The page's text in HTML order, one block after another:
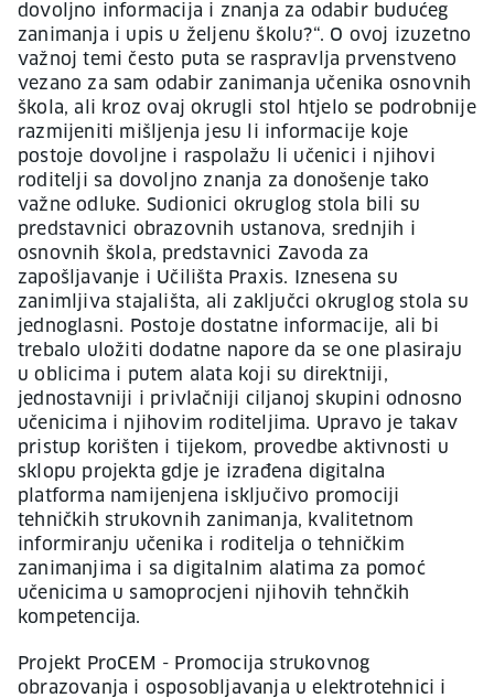
dovoljno informacija i znanja za odabir budućeg
zanimanja i upis u željenu školu?“. O ovoj izuzetno
važnoj temi često puta se raspravlja prvenstveno
vezano za sam odabir zanimanja učenika osnovnih
škola, ali kroz ovaj okrugli stol htjelo se podrobnije
razmijeniti mišljenja jesu li informacije koje
postoje dovoljne i raspolažu li učenici i njihovi
roditelji sa dovoljno znanja za donošenje tako
važne odluke. Sudionici okruglog stola bili su
predstavnici obrazovnih ustanova, srednjih i
osnovnih škola, predstavnici Zavoda za
zapošljavanje i Učilišta Praxis. Iznesena su
zanimljiva stajališta, ali zaključci okruglog stola su
jednoglasni. Postoje dostatne informacije, ali bi
trebalo uložiti dodatne napore da se one plasiraju
u oblicima i putem alata koji su direktniji,
jednostavniji i privlačniji ciljanoj skupini odnosno
učenicima i njihovim roditeljima. Upravo je takav
pristup korišten i tijekom, provedbe aktivnosti u
sklopu projekta gdje je izrađena digitalna
platforma namijenjena isključivo promociji
tehničkih strukovnih zanimanja, kvalitetnom
informiranju učenika i roditelja o tehničkim
zanimanjima i sa digitalnim alatima za pomoć
učenicima u samoprocjeni njihovih tehnčkih
kompetencija.
Projekt ProCEM - Promocija strukovnog
obrazovanja i osposobljavanja u elektrotehnici i